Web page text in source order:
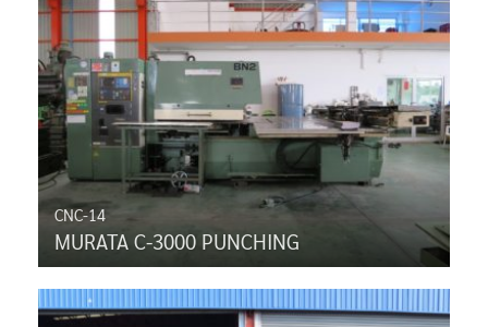
CNC-14
MURATA C-3000 PUNCHING